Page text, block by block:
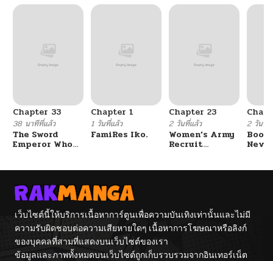
Chapter 33
38 นาทีที่แล้ว
The Sword
Emperor Who
จักรพรรดิเทพดาบ
ผงาดเหนือชาติภพ
Chapter 1
1 วันที่แล้ว
FamiRes Iko.
Chapter 23
2 วันที่แล้ว
Women’s Army
Recruit
2 วันที่แ
เว็บไซต์นี้ให้บริการเนื้อหาการ์ตูนเพื่อความบันเทิงเท่านั้นและไม่มี
ความรับผิดชอบต่อความเสียหายใดๆ เนื้อหาการโฆษณาหรือลิงก์
ของบุคคลที่สามที่แสดงบนเว็บไซต์ของเรา
ข้อมูลและภาพทั้งหมดบนเว็บไซต์ถูกเก็บรวบรวมจากอินเทอร์เน็ต